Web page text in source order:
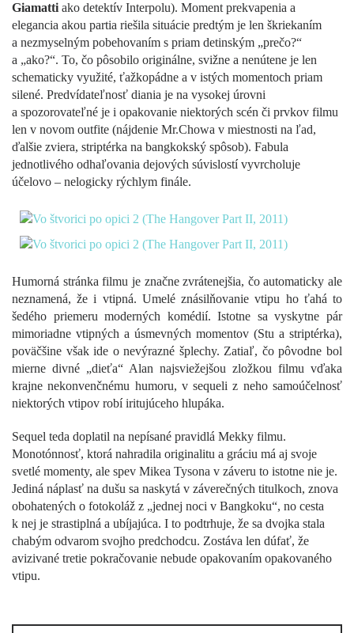
Giamatti ako detektív Interpolu). Moment prekvapenia a
elegancia akou partia riešila situácie predtým je len škriekaním
a nezmyselným pobehovaním s priam detinským „prečo?“
a „ako?“. To, čo pôsobilo originálne, svižne a nenútene je len
schematicky využité, ťažkopádne a v istých momentoch priam
silené. Predvídateľnosť diania je na vysokej úrovni
a spozorovateľné je i opakovanie niektorých scén či prvkov filmu
len v novom outfite (nájdenie Mr.Chowa v miestnosti na ľad,
ďalšie zviera, striptérka na bangkokský spôsob). Fabula
jednotlivého odhaľovania dejových súvislostí vyvrcholuje
účelovo – nelogicky rýchlym finále.
Humorná stránka filmu je značne zvrátenejšia, čo automaticky ale
neznamená, že i vtipná. Umelé znásilňovanie vtipu ho ťahá to
šedého priemeru moderných komédií. Istotne sa vyskytne pár
mimoriadne vtipných a úsmevných momentov (Stu a striptérka),
poväčšine však ide o nevýrazné šplechy. Zatiaľ, čo pôvodne bol
mierne divné „dieťa“ Alan najsviežejšou zložkou filmu vďaka
krajne nekonvenčnému humoru, v sequeli z neho samoúčelnosť
niektorých vtipov robí iritujúceho hlupáka.
Sequel teda doplatil na nepísané pravidlá Mekky filmu.
Monotónnosť, ktorá nahradila originalitu a gráciu má aj svoje
svetlé momenty, ale spev Mikea Tysona v záveru to istotne nie je.
Jediná náplasť na dušu sa naskytá v záverečných titulkoch, znova
obohatených o fotokoláž z „jednej noci v Bangkoku“, no cesta
k nej je strastiplná a ubíjajúca. I to podtrhuje, že sa dvojka stala
chabým odvarom svojho predchodcu. Zostáva len dúfať, že
avizivané tretie pokračovanie nebude opakovaním opakovaného
vtipu.